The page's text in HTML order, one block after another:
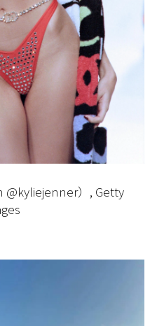
@kyliejenner）, Getty